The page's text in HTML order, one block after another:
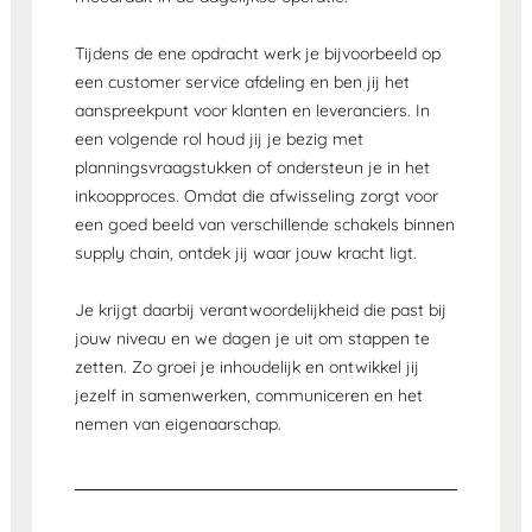
Tijdens de ene opdracht werk je bijvoorbeeld op
een customer service afdeling en ben jij het
aanspreekpunt voor klanten en leveranciers. In
een volgende rol houd jij je bezig met
planningsvraagstukken of ondersteun je in het
inkoopproces. Omdat die afwisseling zorgt voor
een goed beeld van verschillende schakels binnen
supply chain, ontdek jij waar jouw kracht ligt.
Je krijgt daarbij verantwoordelijkheid die past bij
jouw niveau en we dagen je uit om stappen te
zetten. Zo groei je inhoudelijk en ontwikkel jij
jezelf in samenwerken, communiceren en het
nemen van eigenaarschap.